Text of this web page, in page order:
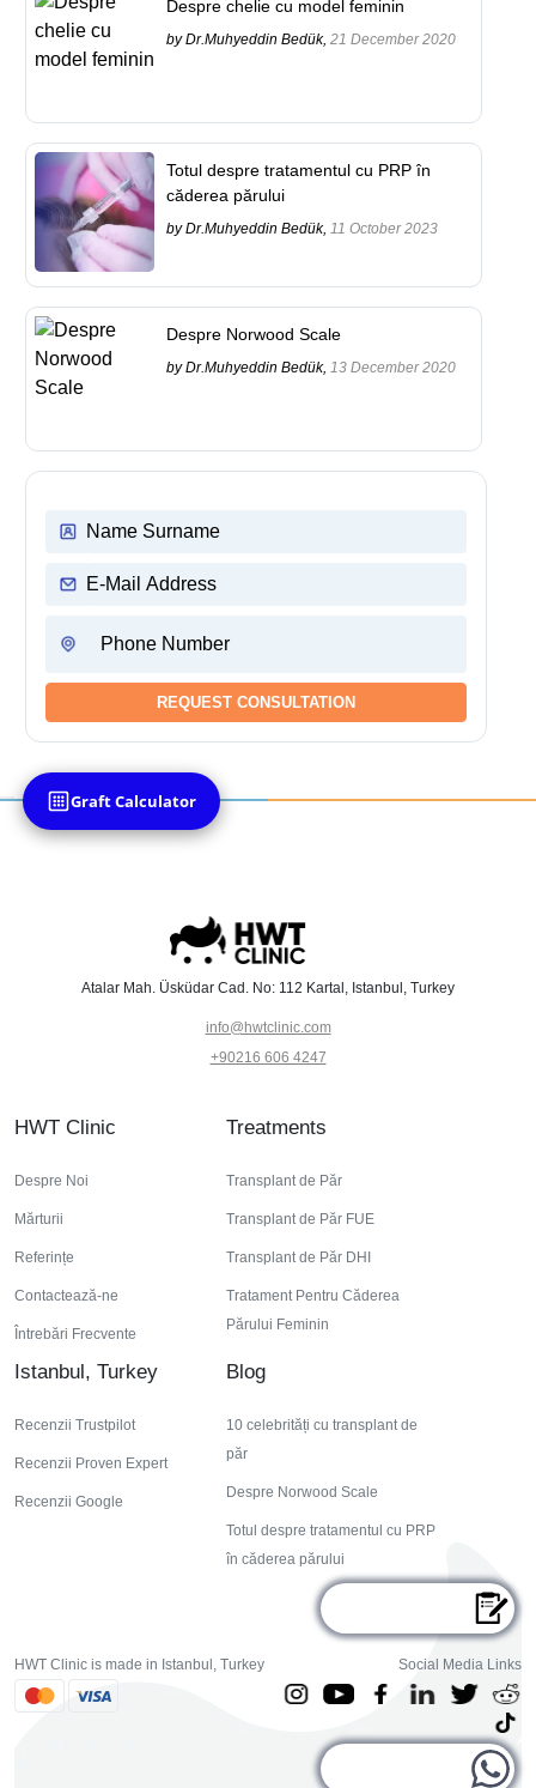
Despre chelie cu model feminin
by Dr.Muhyeddin Bedük, 21 December 2020
Totul despre tratamentul cu PRP în
căderea părului
by Dr.Muhyeddin Bedük, 11 October 2023
Despre Norwood Scale
by Dr.Muhyeddin Bedük, 13 December 2020
Atalar Mah. Üsküdar Cad. No: 112 Kartal, Istanbul, Turkey
info@hwtclinic.com
+90216 606 4247
HWT Clinic
Despre Noi
Mărturii
Referințe
Contactează-ne
Întrebări Frecvente
Treatments
Transplant de Păr
Transplant de Păr FUE
Transplant de Păr DHI
Tratament Pentru Căderea
Părului Feminin
Istanbul, Turkey
Recenzii Trustpilot
Recenzii Proven Expert
Recenzii Google
Blog
10 celebrități cu transplant de
păr
Despre Norwood Scale
Totul despre tratamentul cu PRP
în căderea părului
HWT Clinic is made in Istanbul, Turkey Social Media Links
Graft Calculator